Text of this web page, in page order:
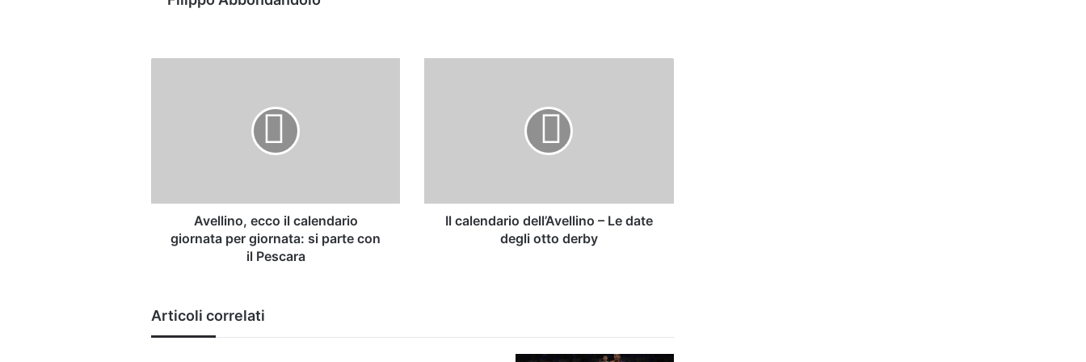
parte
Avellino, ecco il calendario
giornata per giornata: si parte con
il Pescara
derby
Il calendario dell’Avellino – Le date
degli otto derby
Articoli correlati